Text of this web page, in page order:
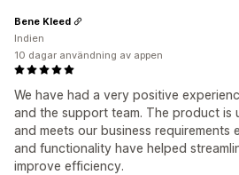
We have had a very positive
and the support team. The product is
and meets our business requirements
and functionality have helped
improve efficiency.
Bene Kleed
Indien
10 dagar användning av appen